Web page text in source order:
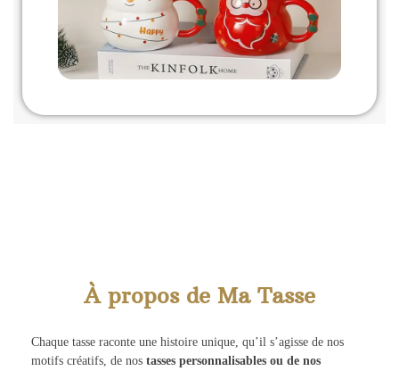
À propos de Ma Tasse
Chaque tasse raconte une histoire unique, qu’il s’agisse de nos
motifs créatifs, de nos tasses personnalisables ou de nos